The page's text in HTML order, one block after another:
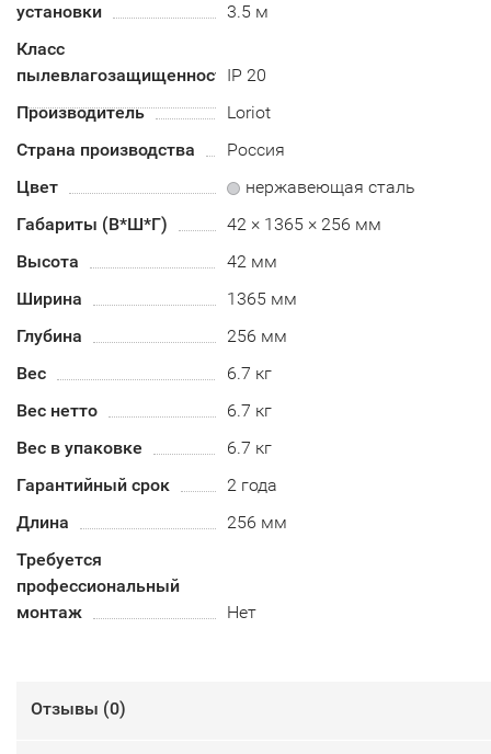
установки
3.5 м
Класс
пылевлагозащищенностиIP 20
Производитель
Loriot
Страна производства
Россия
Цвет
нержавеющая сталь
Габариты (В*Ш*Г)
42 × 1365 × 256 мм
Высота
42 мм
Ширина
1365 мм
Глубина
256 мм
Вес
6.7 кг
Вес нетто
6.7 кг
Вес в упаковке
6.7 кг
Гарантийный срок
2 года
Длина
256 мм
Требуется
профессиональный
монтаж
Нет
Отзывы (0)